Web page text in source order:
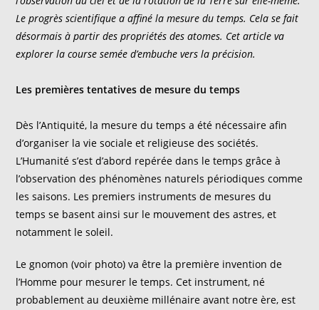
Le progrès scientifique a affiné la mesure du temps. Cela se fait
désormais à partir des propriétés des atomes. Cet article va
explorer la course semée d’embuche vers la précision.
Les premières tentatives de mesure du temps
Dès l’Antiquité, la mesure du temps a été nécessaire afin
d’organiser la vie sociale et religieuse des sociétés.
L’Humanité s’est d’abord repérée dans le temps grâce à
l’observation des phénomènes naturels périodiques comme
les saisons. Les premiers instruments de mesures du
temps se basent ainsi sur le mouvement des astres, et
notamment le soleil.
Le gnomon (voir photo) va être la première invention de
l’Homme pour mesurer le temps. Cet instrument, né
probablement au deuxième millénaire avant notre ère, est